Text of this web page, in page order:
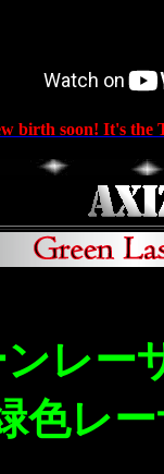
birth soon! It's
ンレ
色レ